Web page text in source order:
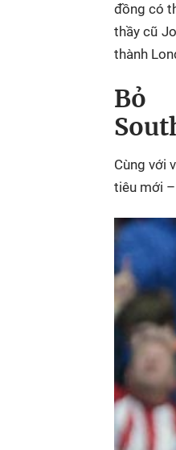
đồng có
thầy cũ
thành
Bỏ
Cùng với
tiêu mới